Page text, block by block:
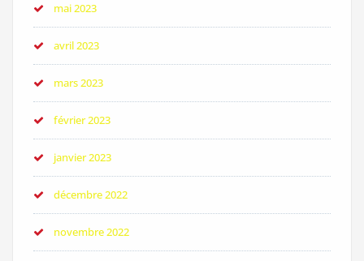
mai 2023
avril 2023
mars 2023
février 2023
janvier 2023
décembre 2022
novembre 2022